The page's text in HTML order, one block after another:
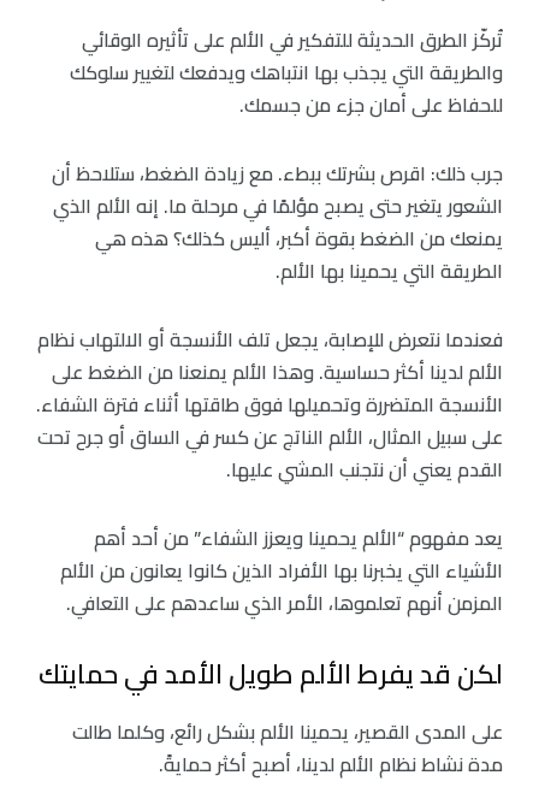
تُركّز الطرق الحديثة للتفكير في الألم على تأثيره الوقائي
والطريقة التي يجذب بها انتباهك ويدفعك لتغيير سلوكك
للحفاظ على أمان جزء من جسمك.
جرب ذلك: اقرص بشرتك ببطء. مع زيادة الضغط، ستلاحظ أن
الشعور يتغير حتى يصبح مؤلمًا في مرحلة ما. إنه الألم الذي
يمنعك من الضغط بقوة أكبر، أليس كذلك؟ هذه هي
الطريقة التي يحمينا بها الألم.
فعندما نتعرض للإصابة، يجعل تلف الأنسجة أو الالتهاب نظام
الألم لدينا أكثر حساسية. وهذا الألم يمنعنا من الضغط على
الأنسجة المتضررة وتحميلها فوق طاقتها أثناء فترة الشفاء.
على سبيل المثال، الألم الناتج عن كسر في الساق أو جرح تحت
القدم يعني أن نتجنب المشي عليها.
يعد مفهوم “الألم يحمينا ويعزز الشفاء” من أحد أهم
الأشياء التي يخبرنا بها الأفراد الذين كانوا يعانون من الألم
المزمن أنهم تعلموها، الأمر الذي ساعدهم على التعافي.
لكن قد يفرط الألم طويل الأمد في حمايتك
على المدى القصير، يحمينا الألم بشكل رائع، وكلما طالت
مدة نشاط نظام الألم لدينا، أصبح أكثر حمايةً.